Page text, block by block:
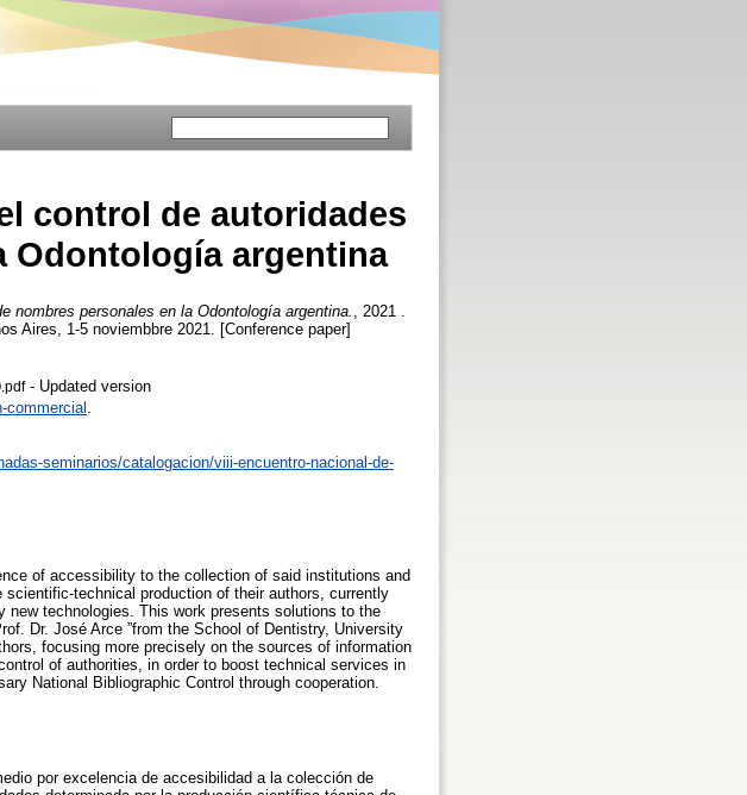
control de autoridades
Odontología argentina
nombres personales en la Odontología argentina.
, 2021 .
Aires, 1-5 noviembbre 2021. [Conference paper]
- Updated version
commercial
seminarios/catalogacion/viii-encuentro-nacional-de-
of accessibility to the collection of said institutions and
technical production of their authors, currently
technologies. This work presents solutions to the
Dr. José Arce ”from the School of Dentistry, University
focusing more precisely on the sources of information
of authorities, in order to boost technical services in
National Bibliographic Control through cooperation.
por excelencia de accesibilidad a la colección de